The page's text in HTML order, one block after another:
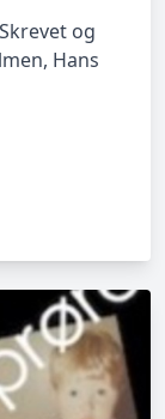
og
Hans